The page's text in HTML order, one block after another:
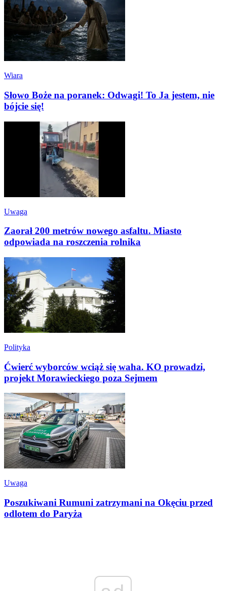
Wiara
Słowo Boże na poranek: Odwagi! To Ja jestem, nie
bójcie się!
Uwaga
Zaorał 200 metrów nowego asfaltu. Miasto
odpowiada na roszczenia rolnika
Polityka
Ćwierć wyborców wciąż się waha. KO prowadzi,
projekt Morawieckiego poza Sejmem
Uwaga
Poszukiwani Rumuni zatrzymani na Okęciu przed
odlotem do Paryża